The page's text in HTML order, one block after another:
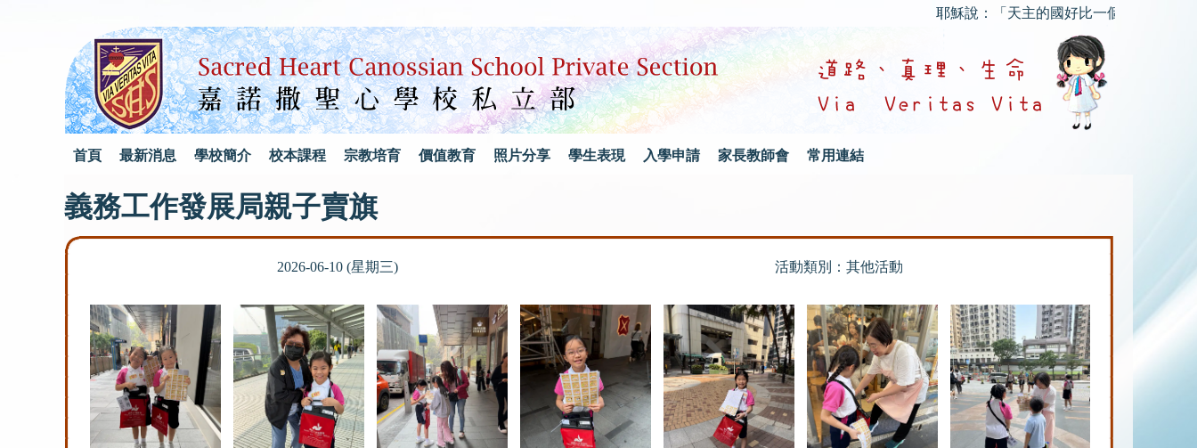
耶穌說：「天主的國好比一個人把種子撒
首頁 最新消息 學校簡介 校本課程 宗教培育 價值教育 照片分享 學生表現 入學申請 家長教師會 常用連結
義務工作發展局親子賣旗
2026-06-10 (星期三) 活動類別：其他活動